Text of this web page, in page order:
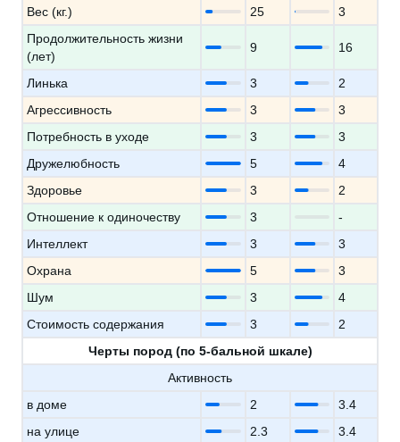
Вес (кг.)
25
3
Продолжительность жизни
(лет)
9 16
Линька 3
2
Агрессивность
3
3
Потребность в уходе
3
3
Дружелюбность
5
4
Здоровье
3
2
Отношение к одиночеству
3
-
Интеллект
3
3
Охрана
5
3
Шум
3
4
Стоимость содержания
3
2
Черты пород (по 5-бальной шкале)
Активность
в доме
2
3.4
на улице
2.3
3.4